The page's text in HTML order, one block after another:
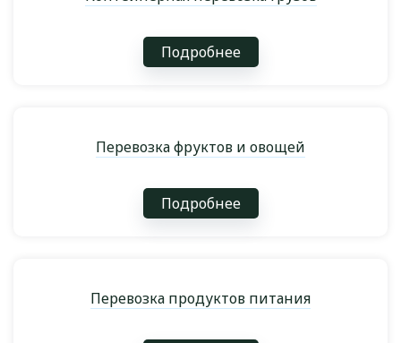
Подробнее
Перевозка фруктов и овощей
Подробнее
Перевозка продуктов питания